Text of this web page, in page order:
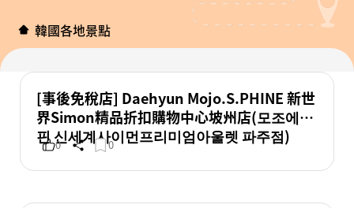
韓國各地景點
[事後免稅店] Daehyun Mojo.S.PHINE 新世
界Simon精品折扣購物中心坡州店(모조에스
핀 신세계사이먼프리미엄아울렛 파주점)
0 0